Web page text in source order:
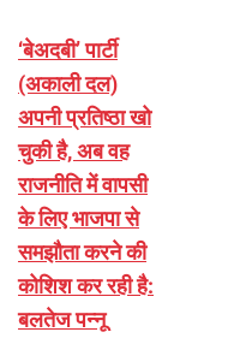
‘बेअदबी’ पार्टी
(अकाली दल)
अपनी प्रतिष्ठा खो
चुकी है, अब वह
राजनीति में वापसी
के लिए भाजपा से
समझौता करने की
कोशिश कर रही है:
बलतेज पन्नू